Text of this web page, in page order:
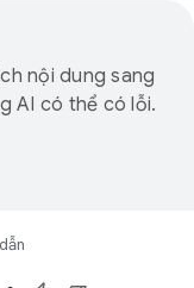
nội dung sang
AI có thể có lỗi.